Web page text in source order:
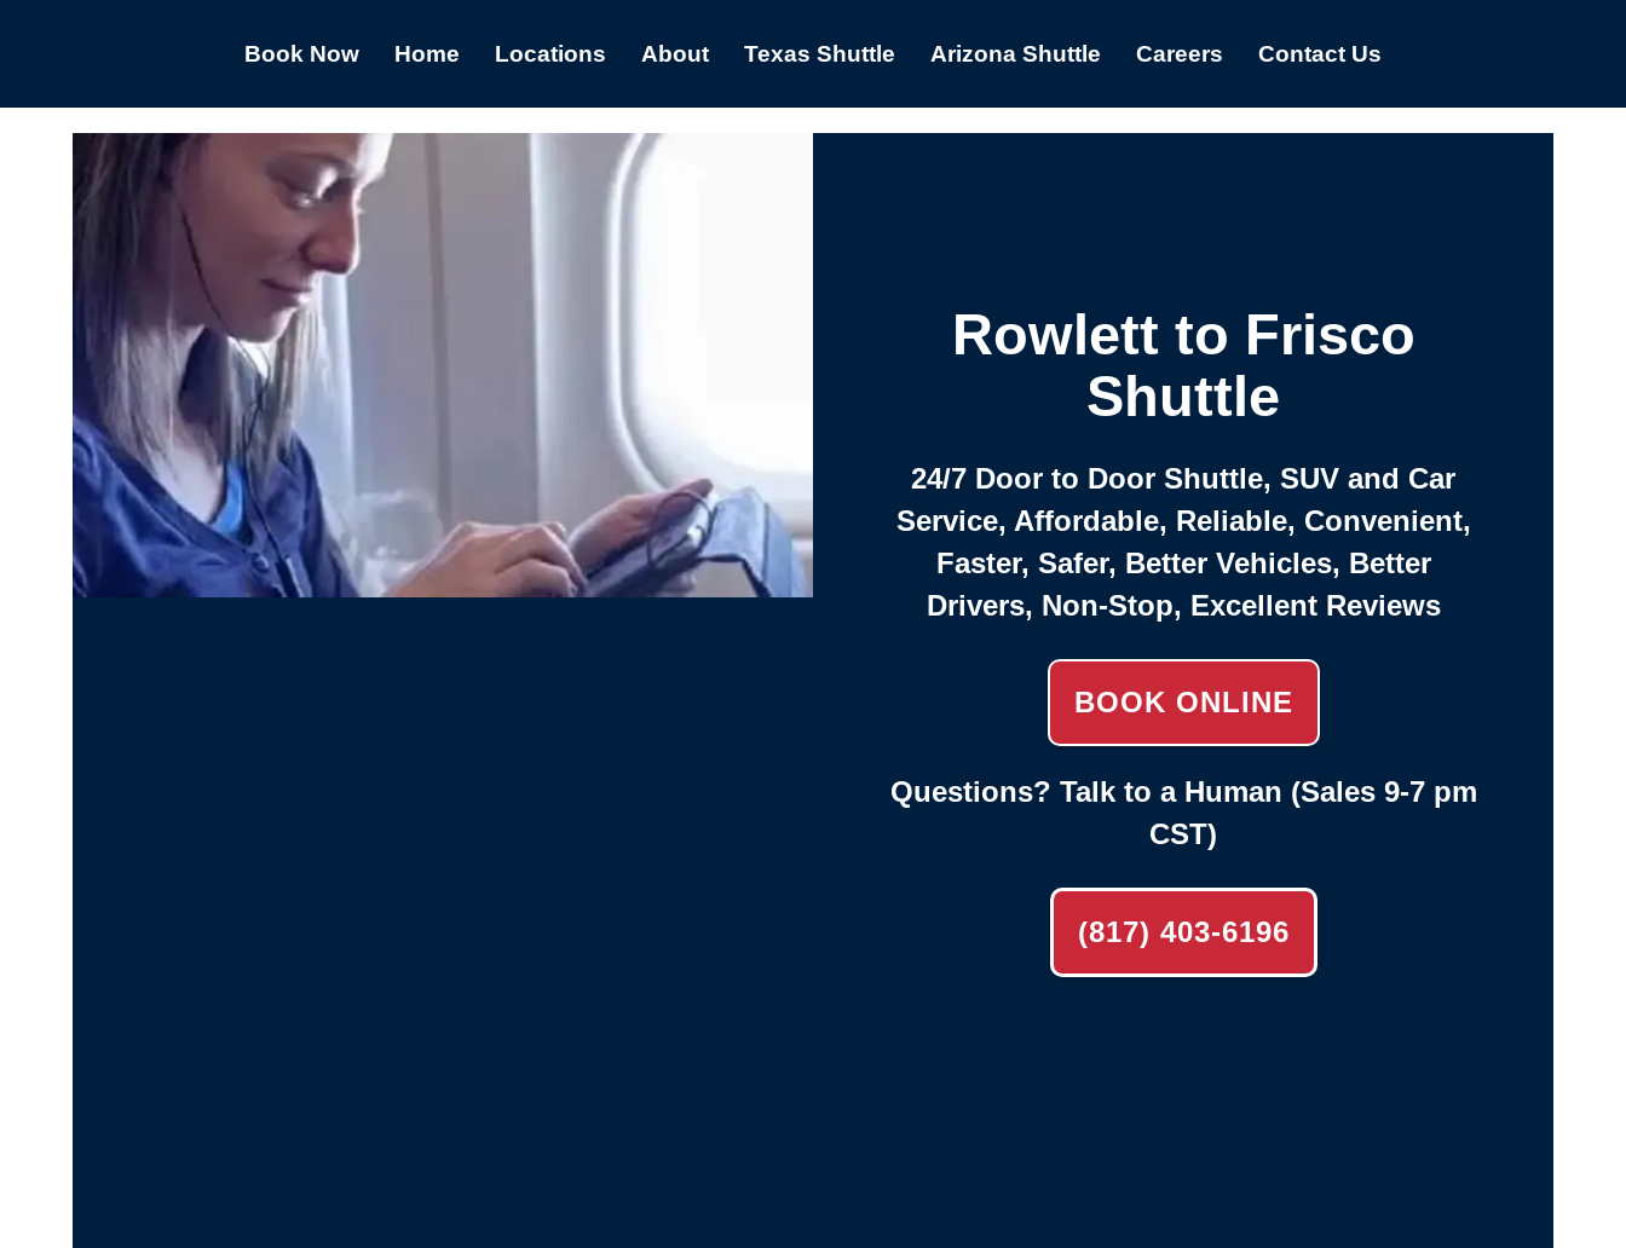
Book Now Home Locations About Texas Shuttle Arizona Shuttle Careers Contact Us
Rowlett to Frisco
Shuttle
24/7 Door to Door Shuttle, SUV and Car
Service, Affordable, Reliable, Convenient,
Faster, Safer, Better Vehicles, Better
Drivers, Non-Stop, Excellent Reviews
BOOK ONLINE
Questions? Talk to a Human (Sales 9-7 pm
CST)
(817) 403-6196